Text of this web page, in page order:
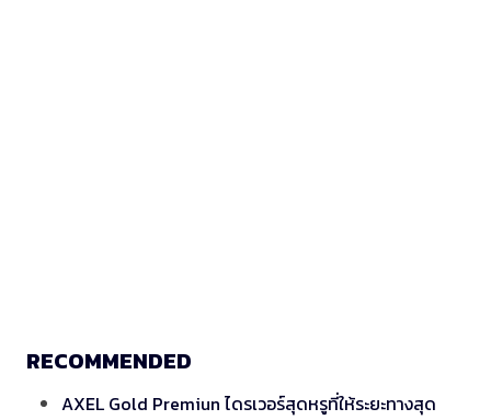
RECOMMENDED
AXEL Gold Premiun ไดรเวอร์สุดหรูที่ให้ระยะทางสุด